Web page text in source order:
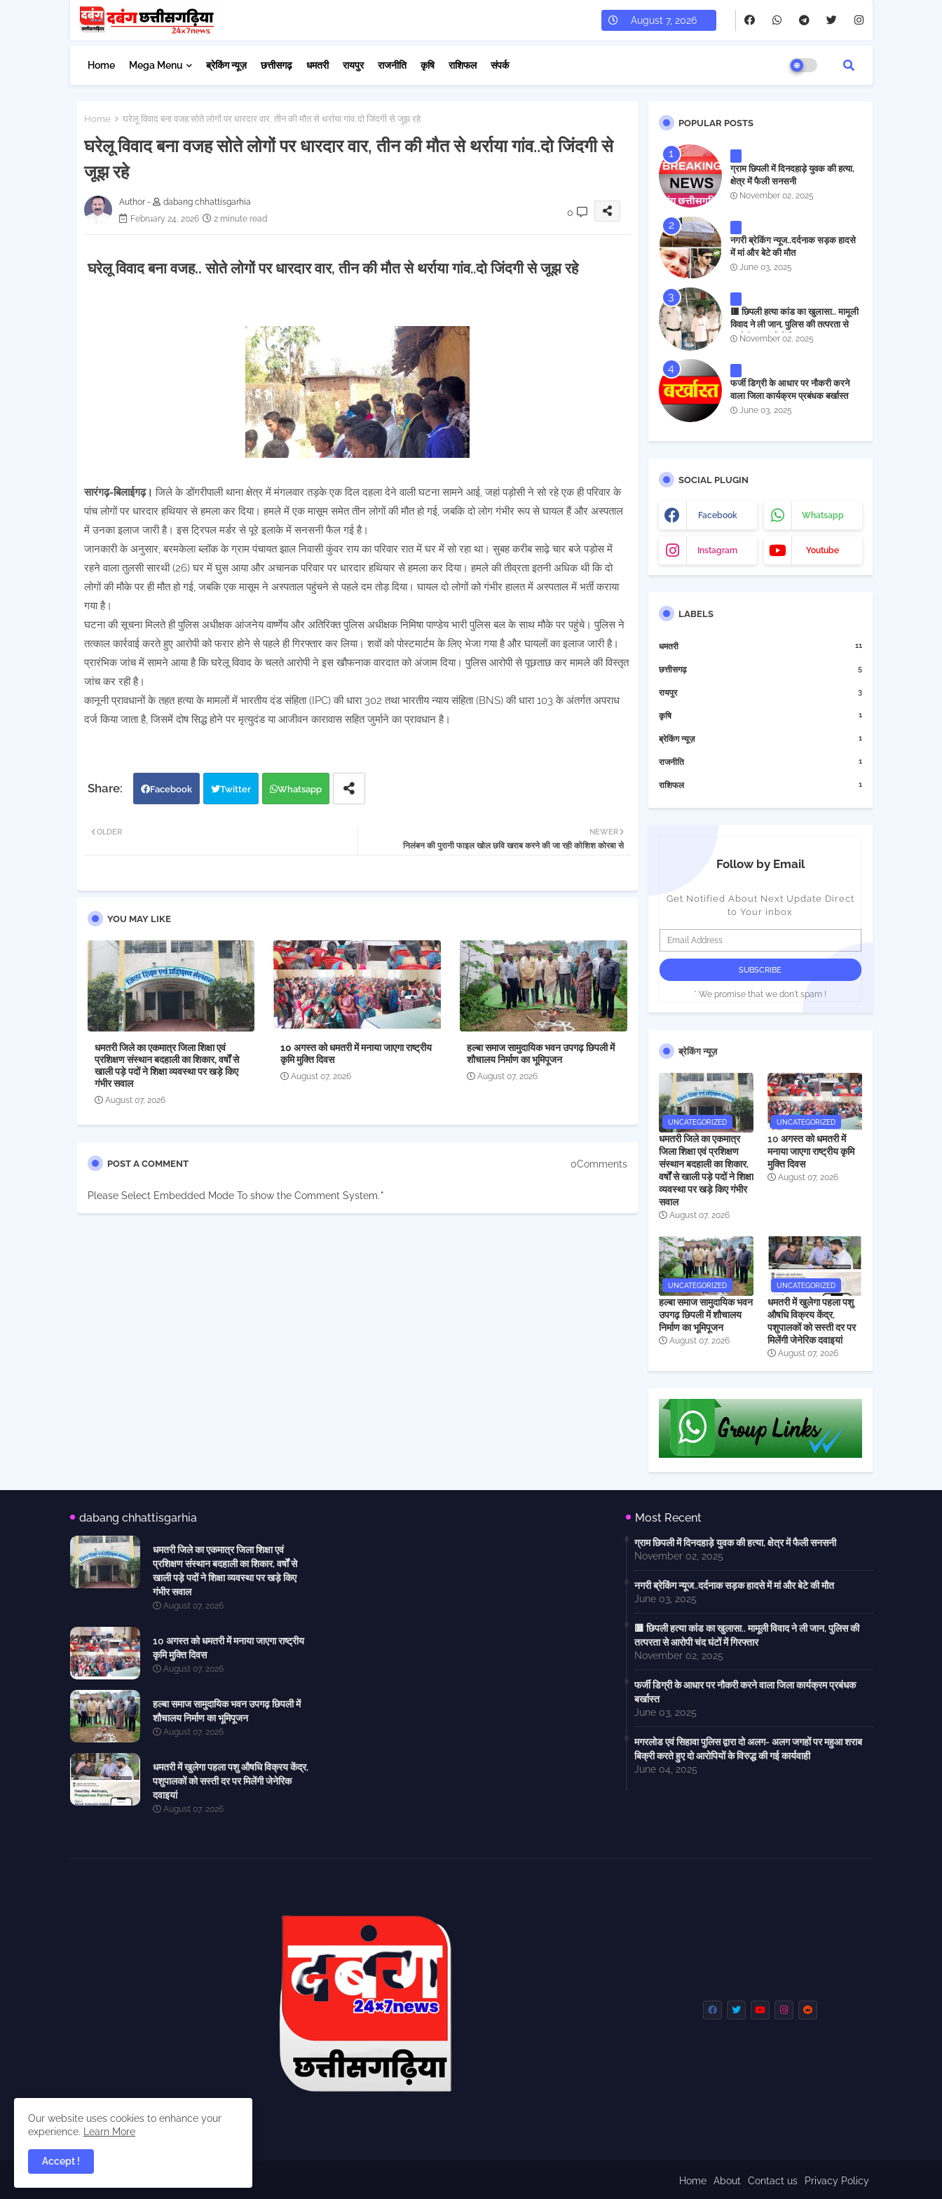
August 7, 2026
Home Mega Menu ब्रेकिंग न्यूज़ छत्तीसगढ़ धमतरी रायपुर राजनीति कृषि राशिफल संपर्क
Home घरेलू विवाद बना वजह सोते लोगों पर धारदार वार, तीन की मौत से थर्राया गांव..दो जिंदगी से जूझ रहे
घरेलू विवाद बना वजह सोते लोगों पर धारदार वार, तीन की मौत से थर्राया गांव..दो जिंदगी से
जूझ रहे
Author -
dabang chhattisgarhia
February 24, 2026
2 minute read
0
घरेलू विवाद बना वजह.. सोते लोगों पर धारदार वार, तीन की मौत से थर्राया गांव..दो जिंदगी से जूझ रहे
सारंगढ़-बिलाईगढ़। जिले के डोंगरीपाली थाना क्षेत्र में मंगलवार तड़के एक दिल दहला देने वाली घटना सामने आई, जहां पड़ोसी ने सो रहे एक ही परिवार के
पांच लोगों पर धारदार हथियार से हमला कर दिया। हमले में एक मासूम समेत तीन लोगों की मौत हो गई, जबकि दो लोग गंभीर रूप से घायल हैं और अस्पताल
में उनका इलाज जारी है। इस ट्रिपल मर्डर से पूरे इलाके में सनसनी फैल गई है।
जानकारी के अनुसार, बरमकेला ब्लॉक के ग्राम पंचायत झाल निवासी कुंवर राय का परिवार रात में घर में सो रहा था। सुबह करीब साढ़े चार बजे पड़ोस में
रहने वाला तुलसी सारथी (26) घर में घुस आया और अचानक परिवार पर धारदार हथियार से हमला कर दिया। हमले की तीव्रता इतनी अधिक थी कि दो
लोगों की मौके पर ही मौत हो गई, जबकि एक मासूम ने अस्पताल पहुंचने से पहले दम तोड़ दिया। घायल दो लोगों को गंभीर हालत में अस्पताल में भर्ती कराया
गया है।
घटना की सूचना मिलते ही पुलिस अधीक्षक आंजनेय वार्ष्णेय और अतिरिक्त पुलिस अधीक्षक निमिषा पाण्डेय भारी पुलिस बल के साथ मौके पर पहुंचे। पुलिस ने
तत्काल कार्रवाई करते हुए आरोपी को फरार होने से पहले ही गिरफ्तार कर लिया। शवों को पोस्टमार्टम के लिए भेजा गया है और घायलों का इलाज जारी है।
प्रारंभिक जांच में सामने आया है कि घरेलू विवाद के चलते आरोपी ने इस खौफनाक वारदात को अंजाम दिया। पुलिस आरोपी से पूछताछ कर मामले की विस्तृत
जांच कर रही है।
कानूनी प्रावधानों के तहत हत्या के मामलों में भारतीय दंड संहिता (IPC) की धारा 302 तथा भारतीय न्याय संहिता (BNS) की धारा 103 के अंतर्गत अपराध
दर्ज किया जाता है, जिसमें दोष सिद्ध होने पर मृत्युदंड या आजीवन कारावास सहित जुर्माने का प्रावधान है।
Facebook Twitter Whatsapp
NEWER
निलंबन की पुरानी फाइल खोल छवि खराब करने की जा रही कोशिश कोरबा से
OLDER
YOU MAY LIKE
धमतरी जिले का एकमात्र जिला शिक्षा एवं
प्रशिक्षण संस्थान बदहाली का शिकार, वर्षों से
खाली पड़े पदों ने शिक्षा व्यवस्था पर खड़े किए
गंभीर सवाल
August 07, 2026
10 अगस्त को धमतरी में मनाया जाएगा राष्ट्रीय
कृमि मुक्ति दिवस
August 07, 2026
हल्बा समाज सामुदायिक भवन उपगढ़ छिपली में
शौचालय निर्माण का भूमिपूजन
August 07, 2026
POST A COMMENT 0Comments
Please Select Embedded Mode To show the Comment System.*
POPULAR POSTS
ग्राम छिपली में दिनदहाड़े युवक की हत्या,
क्षेत्र में फैली सनसनी
November 02, 2025
नगरी ब्रेकिंग न्यूज..दर्दनाक सड़क हादसे
में मां और बेटे की मौत
June 03, 2025
🟥 छिपली हत्या कांड का खुलासा.. मामूली
विवाद ने ली जान, पुलिस की तत्परता से
आरोपी चंद घंटों में गिरफ्तार
November 02, 2025
फर्जी डिग्री के आधार पर नौकरी करने
वाला जिला कार्यक्रम प्रबंधक बर्खास्त
June 03, 2025
SOCIAL PLUGIN
Facebook Whatsapp
Instagram Youtube
LABELS
धमतरी 11
छत्तीसगढ़ 5
रायपुर 3
कृषि 1
ब्रेकिंग न्यूज़ 1
राजनीति 1
राशिफल 1
Follow by Email
Get Notified About Next Update Direct
to Your inbox
* We promise that we don't spam !
ब्रेकिंग न्यूज़
UNCATEGORIZED
धमतरी जिले का एकमात्र
जिला शिक्षा एवं प्रशिक्षण
संस्थान बदहाली का शिकार,
वर्षों से खाली पड़े पदों ने शिक्षा
व्यवस्था पर खड़े किए गंभीर
सवाल
August 07, 2026
UNCATEGORIZED
10 अगस्त को धमतरी में
मनाया जाएगा राष्ट्रीय कृमि
मुक्ति दिवस
August 07, 2026
UNCATEGORIZED
हल्बा समाज सामुदायिक भवन
उपगढ़ छिपली में शौचालय
निर्माण का भूमिपूजन
August 07, 2026
UNCATEGORIZED
धमतरी में खुलेगा पहला पशु
औषधि विक्रय केंद्र,
पशुपालकों को सस्ती दर पर
मिलेंगी जेनेरिक दवाइयां
August 07, 2026
dabang chhattisgarhia
धमतरी जिले का एकमात्र जिला शिक्षा एवं
प्रशिक्षण संस्थान बदहाली का शिकार, वर्षों से
खाली पड़े पदों ने शिक्षा व्यवस्था पर खड़े किए
गंभीर सवाल
August 07, 2026
10 अगस्त को धमतरी में मनाया जाएगा राष्ट्रीय
कृमि मुक्ति दिवस
August 07, 2026
हल्बा समाज सामुदायिक भवन उपगढ़ छिपली में
शौचालय निर्माण का भूमिपूजन
August 07, 2026
धमतरी में खुलेगा पहला पशु औषधि विक्रय केंद्र,
पशुपालकों को सस्ती दर पर मिलेंगी जेनेरिक
दवाइयां
August 07, 2026
Most Recent
ग्राम छिपली में दिनदहाड़े युवक की हत्या, क्षेत्र में फैली सनसनी
November 02, 2025
नगरी ब्रेकिंग न्यूज..दर्दनाक सड़क हादसे में मां और बेटे की मौत
June 03, 2025
🟥 छिपली हत्या कांड का खुलासा.. मामूली विवाद ने ली जान, पुलिस की
तत्परता से आरोपी चंद घंटों में गिरफ्तार
November 02, 2025
फर्जी डिग्री के आधार पर नौकरी करने वाला जिला कार्यक्रम प्रबंधक
बर्खास्त
June 03, 2025
मगरलोड एवं सिहावा पुलिस द्वारा दो अलग- अलग जगहों पर महुआ शराब
बिक्री करते हुए दो आरोपियों के विरुद्ध की गई कार्यवाही
June 04, 2025
Home About Contact us Privacy Policy
Our website uses cookies to enhance your
experience.
Learn More
Accept !